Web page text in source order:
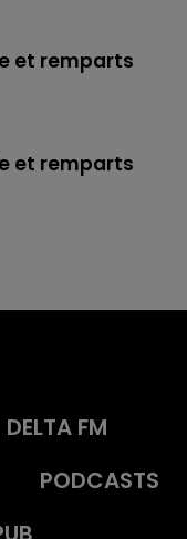
et remparts
et remparts
DELTA FM
PODCASTS